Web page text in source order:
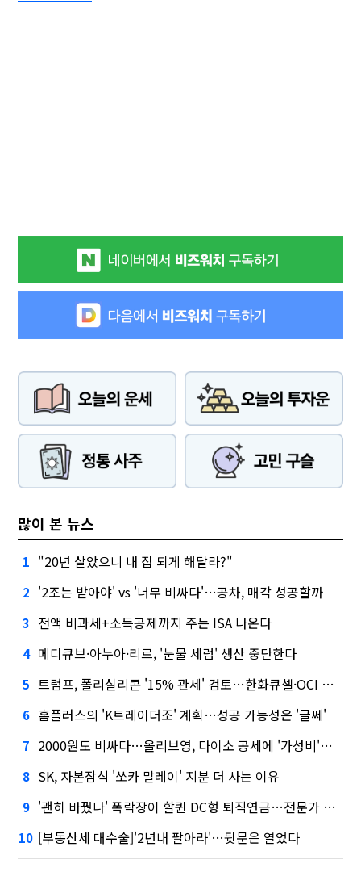
많이 본 뉴스
1 "20년 살았으니 내 집 되게 해달라?"
2 '2조는 받아야' vs '너무 비싸다'…공차, 매각 성공할까
3 전액 비과세+소득공제까지 주는 ISA 나온다
4 메디큐브·아누아·리르, '눈물 세럼' 생산 중단한다
5 트럼프, 폴리실리콘 '15% 관세' 검토…한화큐셀·OCI 영향은?
6 홈플러스의 'K트레이더조' 계획…성공 가능성은 '글쎄'
7 2000원도 비싸다…올리브영, 다이소 공세에 '가성비'로 맞불
8 SK, 자본잠식 '쏘카 말레이' 지분 더 사는 이유
9 '괜히 바꿨나' 폭락장이 할퀸 DC형 퇴직연금…전문가 조언은
10 [부동산세 대수술]'2년내 팔아라'…뒷문은 열었다